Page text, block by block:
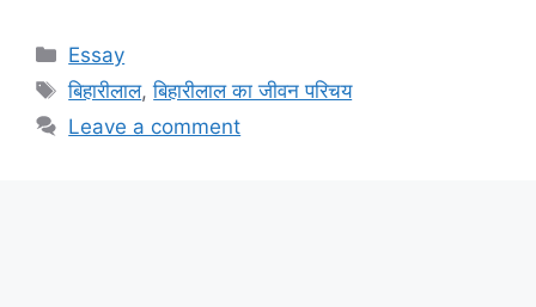
Categories
Essay
Tags
बिहारीलाल,बिहारीलाल का जीवन परिचय
Leave a comment